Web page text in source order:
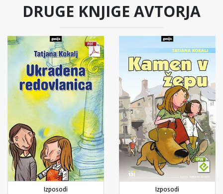
DRUGE KNJIGE AVTORJA
Izposodi
Izposodi